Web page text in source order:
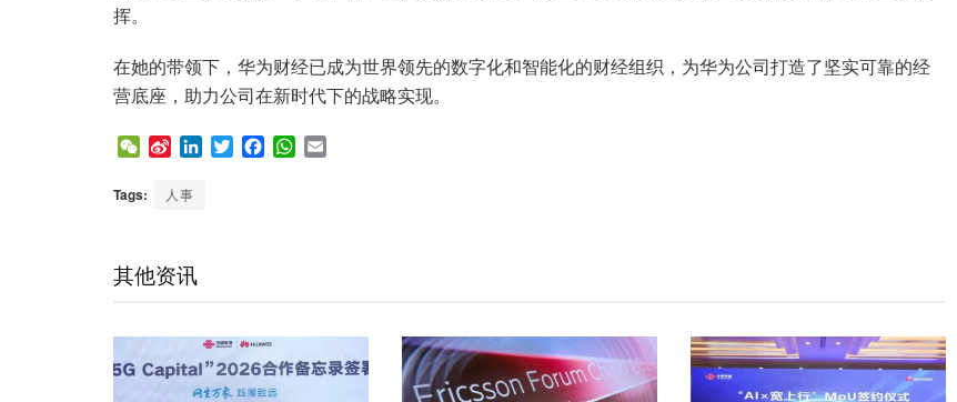
挥。
在她的带领下，华为财经已成为世界领先的数字化和智能化的财经组织，为华为公司打造了坚实可靠的经
营底座，助力公司在新时代下的战略实现。
W
C
S
n
i
L
T
F
W
Tags: 人事
其他资讯